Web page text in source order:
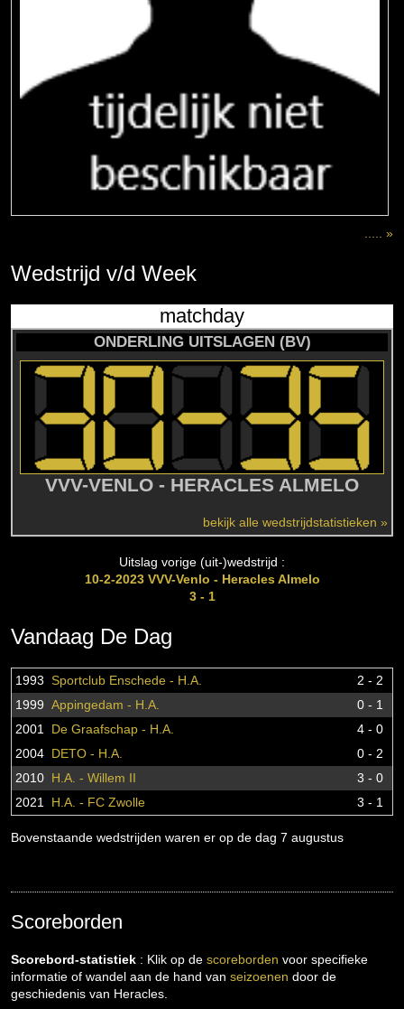
..... »
Wedstrijd v/d Week
matchday
ONDERLING UITSLAGEN (BV)
VVV-VENLO - HERACLES ALMELO
bekijk alle wedstrijdstatistieken »
Uitslag vorige (uit-)wedstrijd :
10-2-2023 VVV-Venlo - Heracles Almelo
3 - 1
Vandaag De Dag
1993 Sportclub Enschede - H.A.
2 - 2
1999 Appingedam - H.A.
0 - 1
2001 De Graafschap - H.A.
4 - 0
2004 DETO - H.A.
0 - 2
2010 H.A. - Willem II
3 - 0
2021 H.A. - FC Zwolle 3 - 1
Bovenstaande wedstrijden waren er op de dag 7 augustus
Scoreborden
Scorebord-statistiek : Klik op de scoreborden voor specifieke
informatie of wandel aan de hand van seizoenen door de
geschiedenis van Heracles.